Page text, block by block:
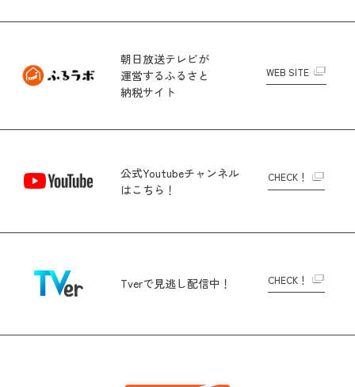
朝日放送テレビが
運営するふるさと
納税サイト
WEB SITE
公式Youtubeチャンネル
はこちら！
CHECK！
Tverで見逃し配信中！ CHECK！